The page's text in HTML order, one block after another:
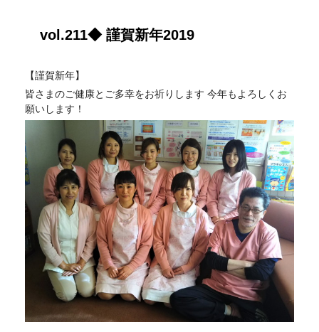
vol.211◆ 謹賀新年2019
【謹賀新年】
皆さまのご健康とご多幸をお祈りします 今年もよろしくお
願いします！